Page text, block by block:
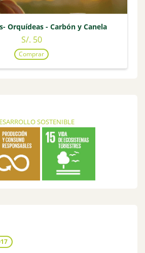
Orquídeas - Carbón y Canela
S/. 50
Comprar
SOSTENIBLE